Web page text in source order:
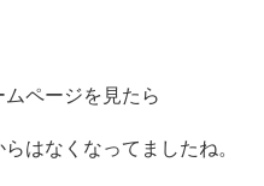
ページを見たら
はなくなってましたね。